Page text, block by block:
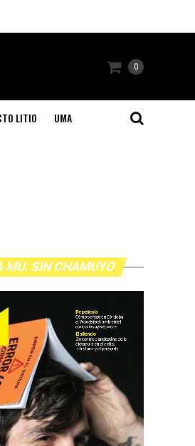
0
LITIO UMA
MU. SIN CHAMUYO